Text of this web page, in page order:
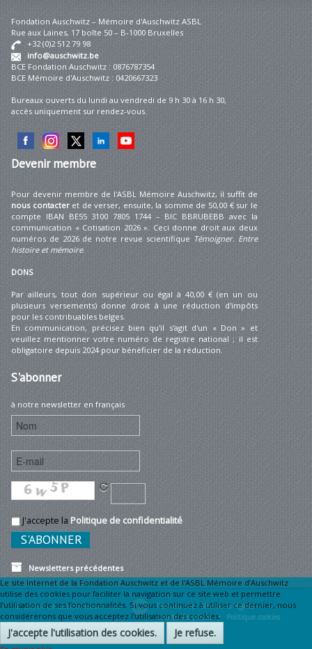
Fondation Auschwitz – Mémoire d'Auschwitz ASBL
Rue aux Laines, 17 boîte 50 – B-1000 Bruxelles
+32 (0)2 512 79 98
info@auschwitz.be
BCE Fondation Auschwitz : 0876787354
BCE Mémoire d'Auschwitz : 0420667323
Bureaux ouverts du lundi au vendredi de 9 h 30 à 16 h 30,
accès uniquement sur rendez-vous.
Devenirmembre
Pour devenir membre de l'ASBL Mémoire Auschwitz, il suffit de
nous contacteret de verser, ensuite, la somme de 50,00 € sur le
compte IBAN BE55 3100 7805 1744 – BIC BBRUBEBB avec la
communication « Cotisation 2026 ». Ceci donne droit aux deux
numéros de 2026 de notre revue scientifique Témoigner. Entre
histoire et mémoire.
DONS
Par ailleurs, tout don supérieur ou égal à 40,00 € (en un ou
plusieurs versements) donne droit à une réduction d'impôts
pour les contribuables belges.
En communication, précisez bien qu'il s'agit d'un « Don » et
veuillez mentionner votre numéro de registre national ; il est
obligatoire depuis 2024 pour bénéficier de la réduction.
S'abonner
à notre newsletter en français
J'accepte la Politique de confidentialité
Newsletters précédentes
Plan du site Mentions légales •
Charte Vie privée •
Politique cookies
© 2026 Fondation Auschwitz
Le site Internet de la Fondation Auschwitz et de l'ASBL Mémoire d’Auschwitz
utilise des cookies pour faciliter la navigation sur ce site web et permettre
l’utilisation de ses fonctionnalités. Si vous continuez à utiliser ce dernier, nous
considérerons que vous acceptez l'utilisation des cookies.
J'accepte l'utilisation des cookies. Je refuse.